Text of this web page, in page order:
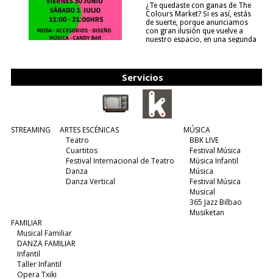
¿Te quedaste con ganas de The
Colours Market? Si es así, estás
de suerte, porque anunciamos
con gran ilusión que vuelve a
nuestro espacio, en una segunda
Servicios
STREAMING
ARTES ESCÉNICAS
Teatro
Cuartitos
Festival Internacional de Teatro
Danza
Danza Vertical
MÚSICA
BBK LIVE
Festival Música
Música Infantil
Música
Festival Música
Musical
365 Jazz Bilbao
Musiketan
FAMILIAR
Musical Familiar
DANZA FAMILIAR
Infantil
Taller Infantil
Opera Txiki